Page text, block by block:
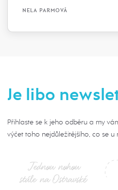
NELA PARMOVÁ
Je libo
Přihlaste se k jeho odběru a my
výčet toho nejdůležitějšího, co se u
Jednou nohou
stále na Ostravské